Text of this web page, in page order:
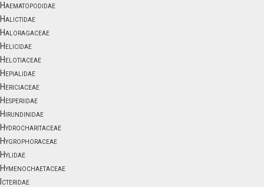
Haematopodidae
Halictidae
Haloragaceae
Helicidae
Helotiaceae
Hepialidae
Hericiaceae
Hesperiidae
Hirundinidae
Hydrocharitaceae
Hygrophoraceae
Hylidae
Hymenochaetaceae
Icteridae